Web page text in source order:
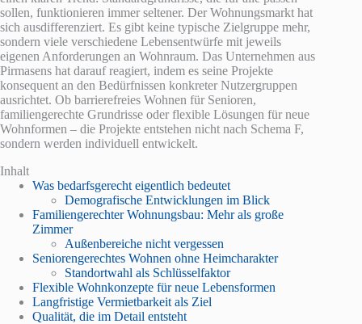
sollen, funktionieren immer seltener. Der Wohnungsmarkt hat
sich ausdifferenziert. Es gibt keine typische Zielgruppe mehr,
sondern viele verschiedene Lebensentwürfe mit jeweils
eigenen Anforderungen an Wohnraum. Das Unternehmen aus
Pirmasens hat darauf reagiert, indem es seine Projekte
konsequent an den Bedürfnissen konkreter Nutzergruppen
ausrichtet. Ob barrierefreies Wohnen für Senioren,
familiengerechte Grundrisse oder flexible Lösungen für neue
Wohnformen – die Projekte entstehen nicht nach Schema F,
sondern werden individuell entwickelt.
Inhalt
Was bedarfsgerecht eigentlich bedeutet
Demografische Entwicklungen im Blick
Familiengerechter Wohnungsbau: Mehr als große
Zimmer
Außenbereiche nicht vergessen
Seniorengerechtes Wohnen ohne Heimcharakter
Standortwahl als Schlüsselfaktor
Flexible Wohnkonzepte für neue Lebensformen
Langfristige Vermietbarkeit als Ziel
Qualität, die im Detail entsteht